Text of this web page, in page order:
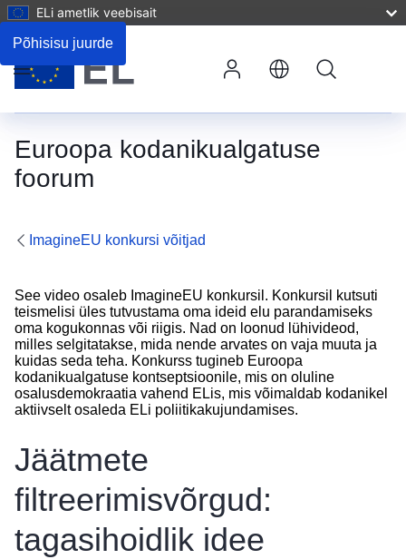
Põhisisu juurde
ELi ametlik veebisait
Euroopa kodanikualgatuse
foorum
Menüü
ImagineEU konkursi võitjad
See video osaleb ImagineEU konkursil . Konkursil kutsuti
teismelisi üles tutvustama oma ideid elu parandamiseks
oma kogukonnas või riigis. Nad on loonud lühivideod,
milles selgitatakse, mida nende arvates on vaja muuta ja
kuidas seda teha. Konkurss tugineb Euroopa
kodanikualgatuse kontseptsioonile, mis on oluline
osalusdemokraatia vahend ELis, mis võimaldab kodanikel
aktiivselt osaleda ELi poliitikakujundamises.
Jäätmete
filtreerimisvõrgud:
tagasihoidlik idee
Valitud ELi pädevus(ed)